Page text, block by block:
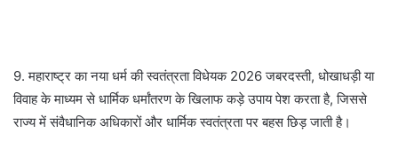
9. महाराष्ट्र का नया धर्म की स्वतंत्रता विधेयक 2026 जबरदस्ती, धोखाधड़ी या
विवाह के माध्यम से धार्मिक धर्मांतरण के खिलाफ कड़े उपाय पेश करता है, जिससे
राज्य में संवैधानिक अधिकारों और धार्मिक स्वतंत्रता पर बहस छिड़ जाती है।